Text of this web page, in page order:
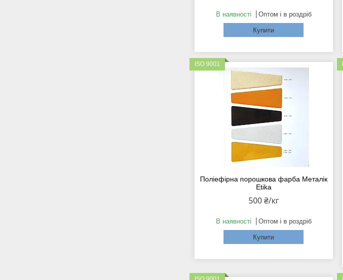
В наявності Оптом і в роздріб
Купити
ISO 9001
Поліефірна порошкова фарба Металік
Etika
500 ₴/кг
В наявності Оптом і в роздріб
Купити